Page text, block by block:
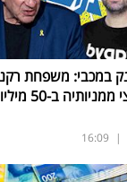
במכבי: משפחת
מכרה חצי ממניותיה ב-50
|
16:09